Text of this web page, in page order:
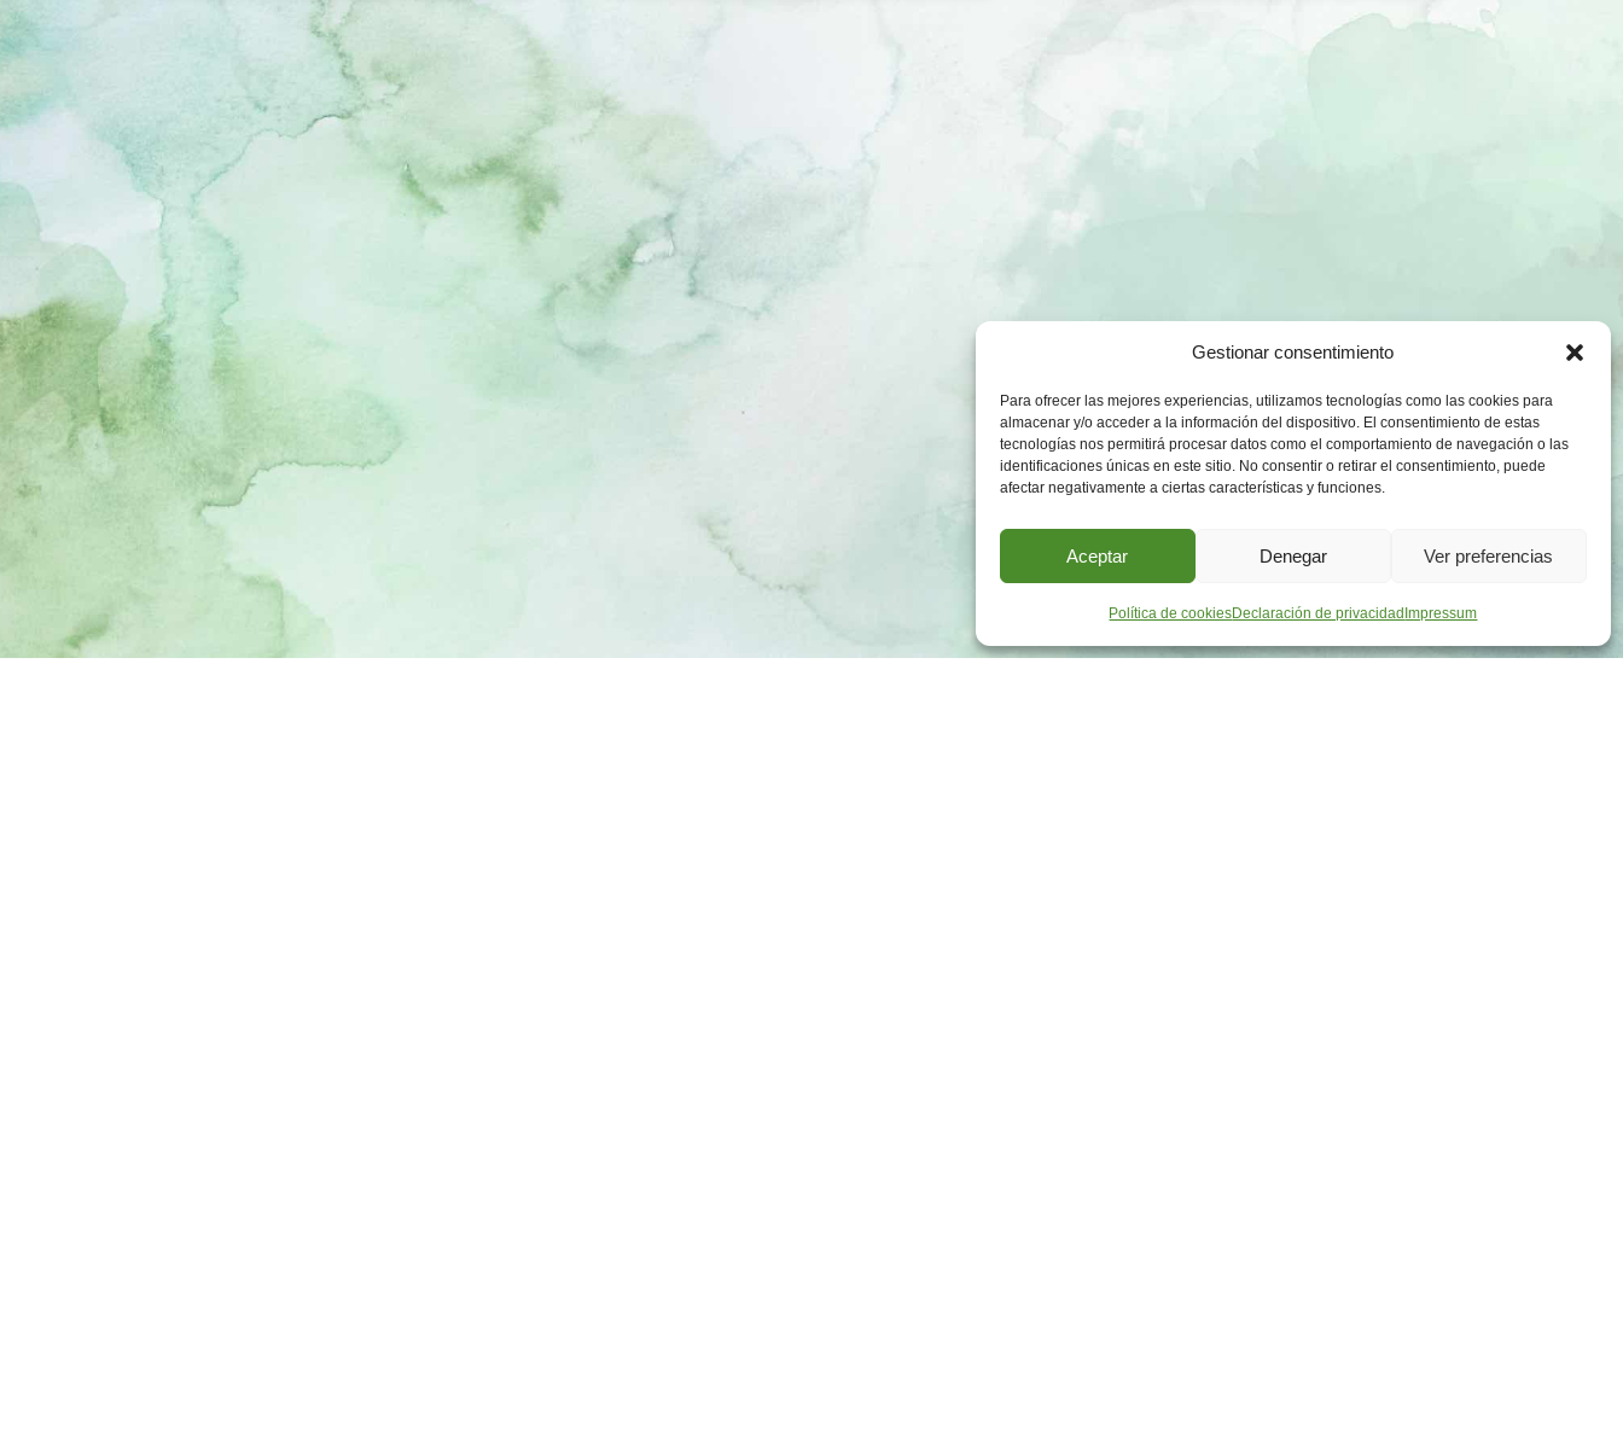
Gestionar consentimiento
Para ofrecer las mejores experiencias, utilizamos tecnologías como las cookies para
almacenar y/o acceder a la información del dispositivo. El consentimiento de estas
tecnologías nos permitirá procesar datos como el comportamiento de navegación o las
identificaciones únicas en este sitio. No consentir o retirar el consentimiento, puede
afectar negativamente a ciertas características y funciones.
Aceptar Denegar Ver preferencias
Política de cookiesDeclaración de privacidad Impressum